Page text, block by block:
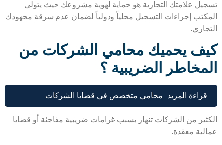
علامتك التجارية هو حماية لهوية مشروعك حيث يتولى
إجراءات التسجيل محلياً ودولياً لضمان عدم سرقة مجهودك
يحميك محامي الشركات من
الضريبية ؟
قراءة المزيد محامي متخصص في قضايا الشركات
من الشركات تنهار بسبب غرامات ضريبية مفاجئة أو قضايا
معقدة.